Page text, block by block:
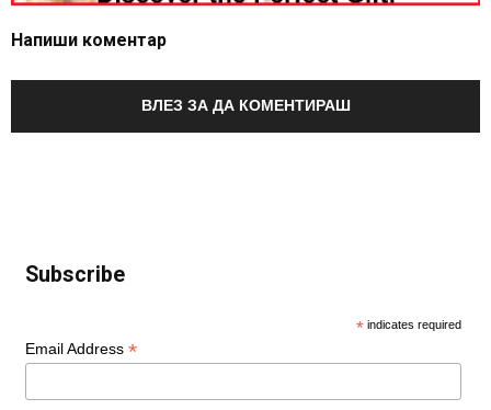
Напиши коментар
ВЛЕЗ ЗА ДА КОМЕНТИРАШ
Subscribe
* indicates required
Email Address *